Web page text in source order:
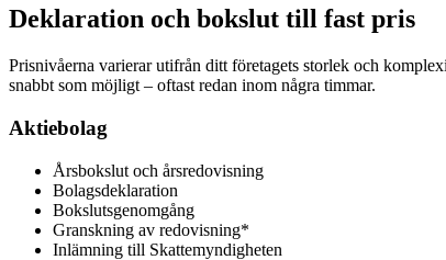
Deklaration och bokslut till fast pris
Prisnivåerna varierar utifrån ditt företagets storlek och
snabbt som möjligt – oftast redan inom några timmar.
Aktiebolag
Årsbokslut och årsredovisning
Bolagsdeklaration
Bokslutsgenomgång
Granskning av redovisning*
Inlämning till Skattemyndigheten